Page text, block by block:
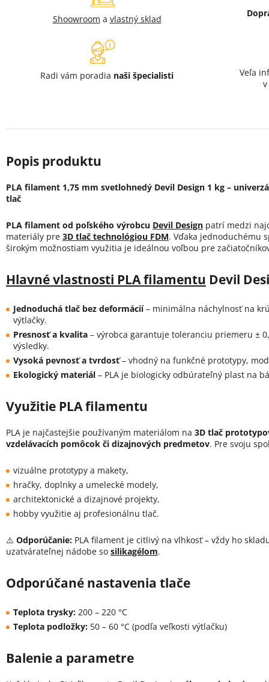
Shoowroom a vlastný sklad
Radi vám poradia naši špecialisti
Veľa
v
PLA filament 1,75 mm svetlohnedý Devil Design 1 kg –
tlač
PLA filament od poľského výrobcu Devil Design patrí medzi
materiály pre 3D tlač technológiou FDM. Vďaka jednoduchému
širokým možnostiam využitia je ideálnou voľbou pre
Hlavné vlastnosti PLA filamentu Devil
Jednoduchá tlač bez deformácií– minimálna náchylnosť na
výtlačky.
Presnosť a kvalita – výrobca garantuje toleranciu priemeru ±
výsledky.
Vysoká pevnosť a tvrdosť– vhodný na funkčné prototypy,
Ekologický materiál – PLA je biologicky odbúrateľný plast na
Využitie PLA filamentu
PLA je najčastejšie používaným materiálom na 3D tlač
vzdelávacích pomôcok či dizajnových predmetov. Pre svoju
vizuálne prototypy a makety,
hračky, doplnky a umelecké modely,
architektonické a dizajnové projekty,
hobby využitie aj profesionálnu tlač.
⚠️ Odporúčanie: PLA filament je citlivý na vlhkosť – vždy ho
uzatvárateľnej nádobe so silikagélom.
Odporúčané nastavenia tlače
Teplota trysky: 200 – 220 °C
Teplota podložky: 50 – 60 °C (podľa veľkosti výtlačku)
Balenie a parametre